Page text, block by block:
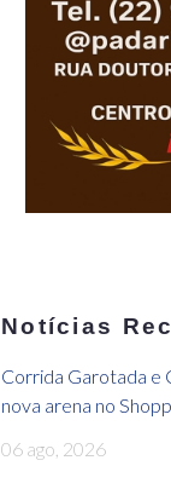
Notícias
Corrida Garotada e
nova arena no
06 ago, 2026